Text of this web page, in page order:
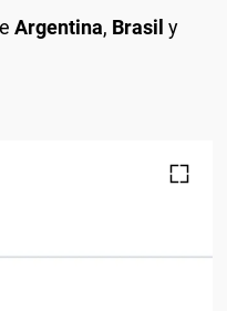
Argentina, Brasil y